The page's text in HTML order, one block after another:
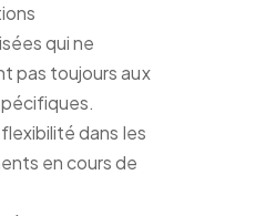
qui ne
pas toujours aux
dans les
en cours de